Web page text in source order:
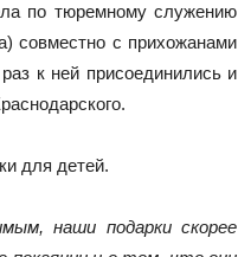
по тюремному служению
совместно с прихожанами
к ней присоединились и
для детей.
наши подарки скорее